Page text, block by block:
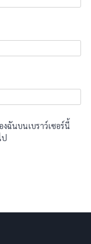
ฉันบนเบราว์เซอร์นี้
ป